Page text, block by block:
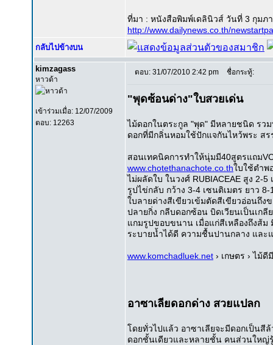
ที่มา : หนังสือพิมพ์เดลินิวส์ วันที่ 3 กุมภ
http://www.dailynews.co.th/
กลับไปข้างบน
kimzagass
หาวด้า
เข้าร่วมเมื่อ: 12/07/2009
ตอบ: 12263
ตอบ: 31/07/2010 2:42 pm ชื่อกระทู้:
"พุดซ้อนด่าง"ใบสวยเด่น
ไม้ดอกในตระกูล "พุด" มีหลายชนิด รว
ดอกที่มีกลิ่นหอมใช้ปักแจกันไหว้พระ ส
สอนเทคนิคการทำให้นุ่มมี40สูตรแถม
www.chotethanachote.co.thใบใช้ตำพ
ไม่ผลัดใบ ในวงศ์ RUBIACEAE สูง 2-
รูปไข่กลับ กว้าง 3-4 เซนติเมตร ยาว
ใบลายด่างสีเขียวเข้มตัดสีเขียวอ่อนถึ
ปลายกิ่ง กลีบดอกซ้อน บิดเวียนเป็นเกลี
แกมรูปขอบขนาน เมื่อแก่สีเหลืองถึงส้
ระบายน้ำได้ดี ความชื้นปานกลาง และ
www.komchadluek.net › เกษตร › ไม้
อาซาเลียดอกด่าง สวยแปลก
โดยทั่วไปแล้ว อาซาเลียจะมีดอกเป็น
ดอกชั้นเดียวและหลายชั้น คนส่วนใหญ่